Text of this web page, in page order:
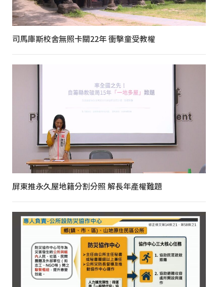
司馬庫斯校舍無照卡關22年 衝擊童受教權
屏東推永久屋地籍分割分照 解長年產權難題